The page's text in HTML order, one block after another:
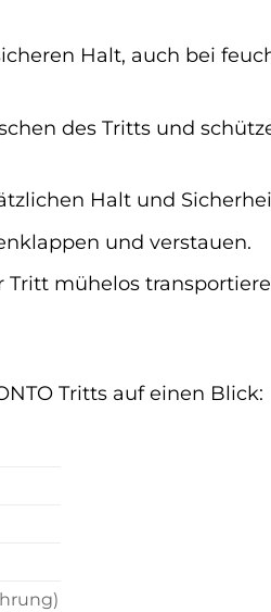
Halt, auch bei
des Tritts und
Halt und
und verstauen.
Tritt mühelos
Tritts auf einen Blick: